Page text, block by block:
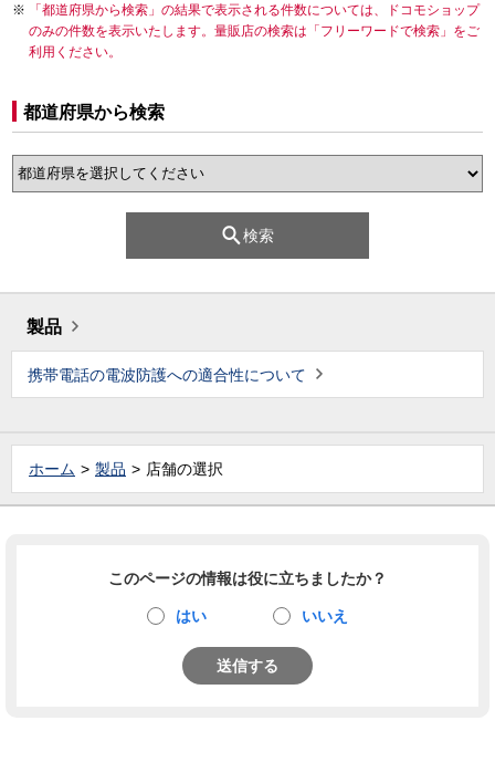
「都道府県から検索」の結果で表示される件数については、ドコモショップ
のみの件数を表示いたします。量販店の検索は「フリーワードで検索」をご
利用ください。
都道府県から検索
検索
製品
携帯電話の電波防護への適合性について
ホーム 製品 店舗の選択
このページの情報は役に立ちましたか？
はい いいえ
送信する